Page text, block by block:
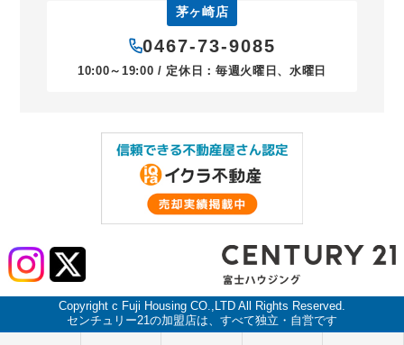
茅ヶ崎店
0467-73-9085
10:00～19:00 / 定休日：毎週火曜日、水曜日
Copyright c Fuji Housing CO.,LTD All Rights Reserved.
センチュリー21の加盟店は、すべて独立・自営です